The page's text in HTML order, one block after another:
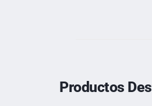
Productos